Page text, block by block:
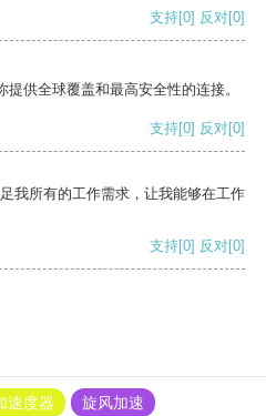
支持[0] 反对[0]
供全球覆盖和最高安全性的连接。
支持[0] 反对[0]
我所有的工作需求，让我能够在工作
支持[0] 反对[0]
速度器
旋风加速